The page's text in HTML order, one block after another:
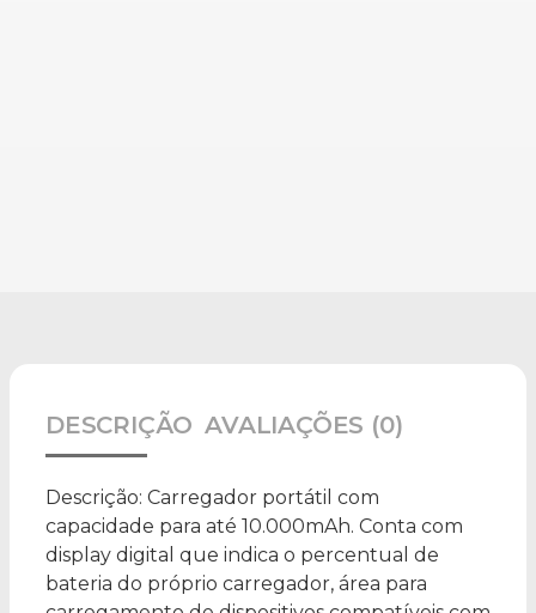
DESCRIÇÃO AVALIAÇÕES (0)
Descrição: Carregador portátil com
capacidade para até 10.000mAh. Conta com
display digital que indica o percentual de
bateria do próprio carregador, área para